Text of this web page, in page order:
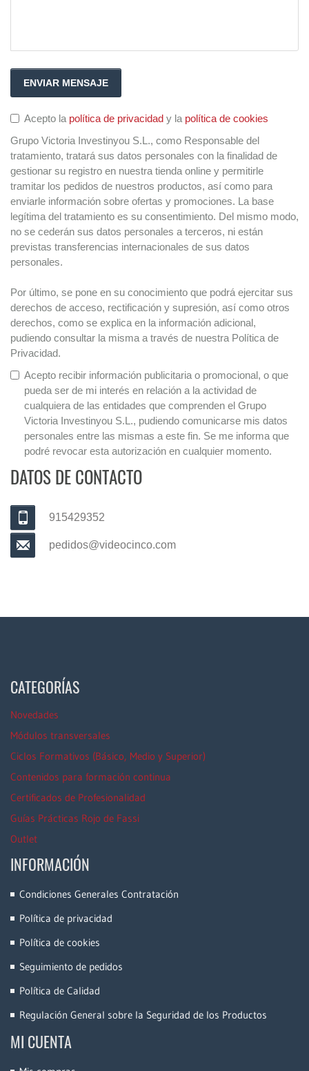
Acepto la política de privacidad y la política de cookies
Grupo Victoria Investinyou S.L., como Responsable del
tratamiento, tratará sus datos personales con la finalidad de
gestionar su registro en nuestra tienda online y permitirle
tramitar los pedidos de nuestros productos, así como para
enviarle información sobre ofertas y promociones. La base
legítima del tratamiento es su consentimiento. Del mismo modo,
no se cederán sus datos personales a terceros, ni están
previstas transferencias internacionales de sus datos
personales.
Por último, se pone en su conocimiento que podrá ejercitar sus
derechos de acceso, rectificación y supresión, así como otros
derechos, como se explica en la información adicional,
pudiendo consultar la misma a través de nuestra Política de
Privacidad.
Acepto recibir información publicitaria o promocional, o que
pueda ser de mi interés en relación a la actividad de
cualquiera de las entidades que comprenden el Grupo
Victoria Investinyou S.L., pudiendo comunicarse mis datos
personales entre las mismas a este fin. Se me informa que
podré revocar esta autorización en cualquier momento.
DATOS DE CONTACTO
915429352
pedidos@videocinco.com
CATEGORÍAS
Novedades
Módulos transversales
Ciclos Formativos (Básico, Medio y Superior)
Contenidos para formación continua
Certificados de Profesionalidad
Guías Prácticas Rojo de Fassi
Outlet
INFORMACIÓN
Condiciones Generales Contratación
Política de privacidad
Política de cookies
Seguimiento de pedidos
Política de Calidad
Regulación General sobre la Seguridad de los Productos
MI CUENTA